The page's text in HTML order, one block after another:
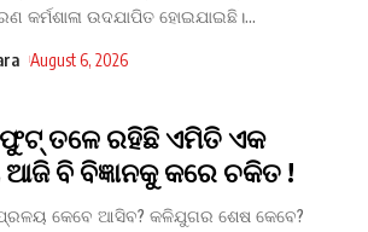
କର୍ମଶାଳା ଉଦଯାପିତ ହୋଇଯାଇଛି।…
August 6, 2026
ତଳେ ରହିଛି ଏମିତି ଏକ
ଆଜି ବି ବିଜ୍ଞାନକୁ କରେ ଚକିତ !
କେବେ ଆସିବ? କଳିଯୁଗର ଶେଷ କେବେ?